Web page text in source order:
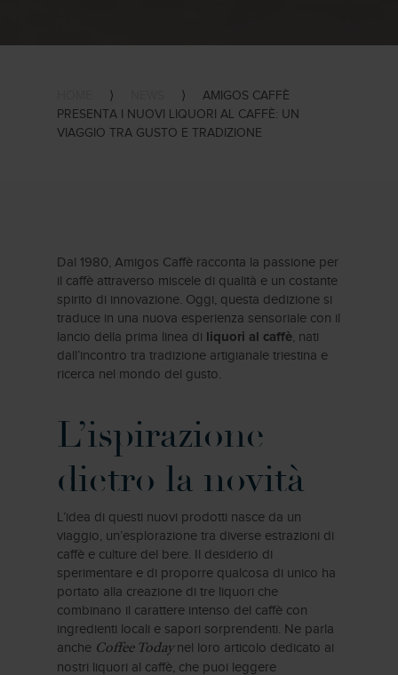
⟩ ⟩
AMIGOS CAFFÈ
PRESENTA I NUOVI LIQUORI AL CAFFÈ: UN
VIAGGIO TRA GUSTO E TRADIZIONE
Dal 1980, Amigos Caffè racconta la passione per
il caffè attraverso miscele di qualità e un costante
spirito di innovazione. Oggi, questa dedizione si
traduce in una nuova esperienza sensoriale con il
lancio della prima linea di
liquori al caffè , nati
dall’incontro tra tradizione artigianale triestina e
ricerca nel mondo del gusto.
L’ispirazione
dietro la novità
L’idea di questi nuovi prodotti nasce da un
viaggio, un’esplorazione tra diverse estrazioni di
caffè e culture del bere. Il desiderio di
sperimentare e di proporre qualcosa di unico ha
portato alla creazione di tre liquori che
combinano il carattere intenso del caffè con
ingredienti locali e sapori sorprendenti. Ne parla
anche Coffee Todaynel loro articolo dedicato ai
nostri liquori al caffè, che puoi leggere